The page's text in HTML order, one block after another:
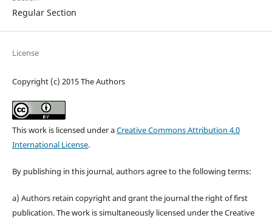
Regular Section
License
Copyright (c) 2015 The Authors
This work is licensed under aCreative Commons Attribution 4.0
International License.
By publishing in this journal, authors agree to the following terms:
a) Authors retain copyright and grant the journal the right of first
publication. The work is simultaneously licensed under the Creative